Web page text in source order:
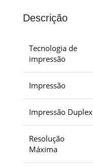
Descrição
Tecnologia de
impressão
Impressão
Impressão Duplex
Resolução
Máxima